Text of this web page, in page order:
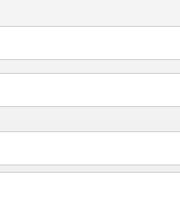
）